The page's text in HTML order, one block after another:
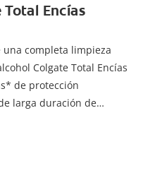
Encías
completa limpieza
Colgate Total Encías
de protección
larga duración de